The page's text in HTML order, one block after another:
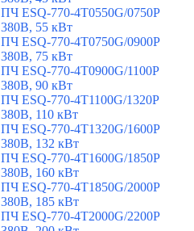
ПЧ ESQ-770-4T0550G/0750P
380В, 55 кВт
ПЧ ESQ-770-4T0750G/0900P
380В, 75 кВт
ПЧ ESQ-770-4T0900G/1100P
380В, 90 кВт
ПЧ ESQ-770-4T1100G/1320P
380В, 110 кВт
ПЧ ESQ-770-4T1320G/1600P
380В, 132 кВт
ПЧ ESQ-770-4T1600G/1850P
380В, 160 кВт
ПЧ ESQ-770-4T1850G/2000P
380В, 185 кВт
ПЧ ESQ-770-4T2000G/2200P